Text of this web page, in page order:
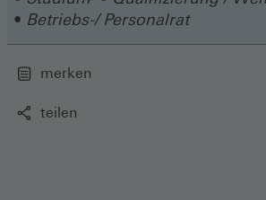
Betriebs-/ Personalrat
merken
teilen